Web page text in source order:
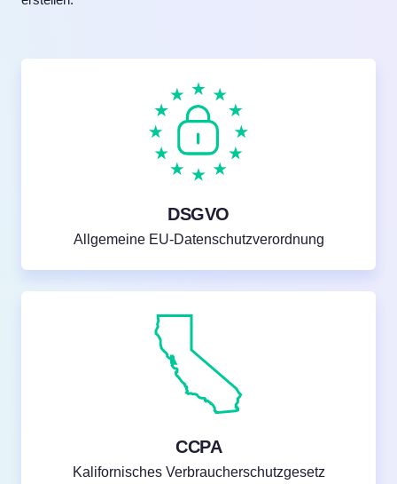
Kostenlos testen!
DSGVO
Allgemeine EU-Datenschutzverordnung
CCPA
Kalifornisches Verbraucherschutzgesetz